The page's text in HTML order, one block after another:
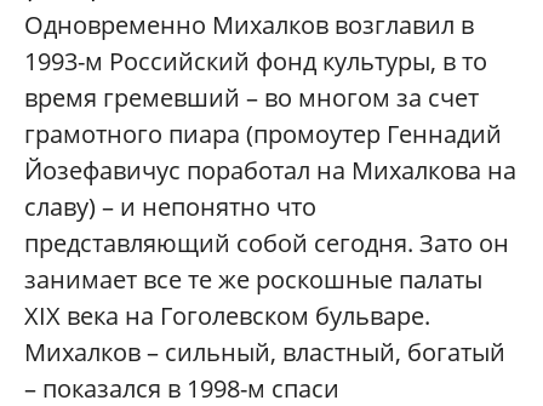
Одновременно Михалков возглавил в
1993-м Российский фонд культуры, в то
время гремевший – во многом за счет
грамотного пиара (промоутер Геннадий
Йозефавичус поработал на Михалкова на
славу) – и непонятно что
представляющий собой сегодня. Зато он
занимает все те же роскошные палаты
XIX века на Гоголевском бульваре.
Михалков – сильный, властный, богатый
– показался в 1998-м спаси